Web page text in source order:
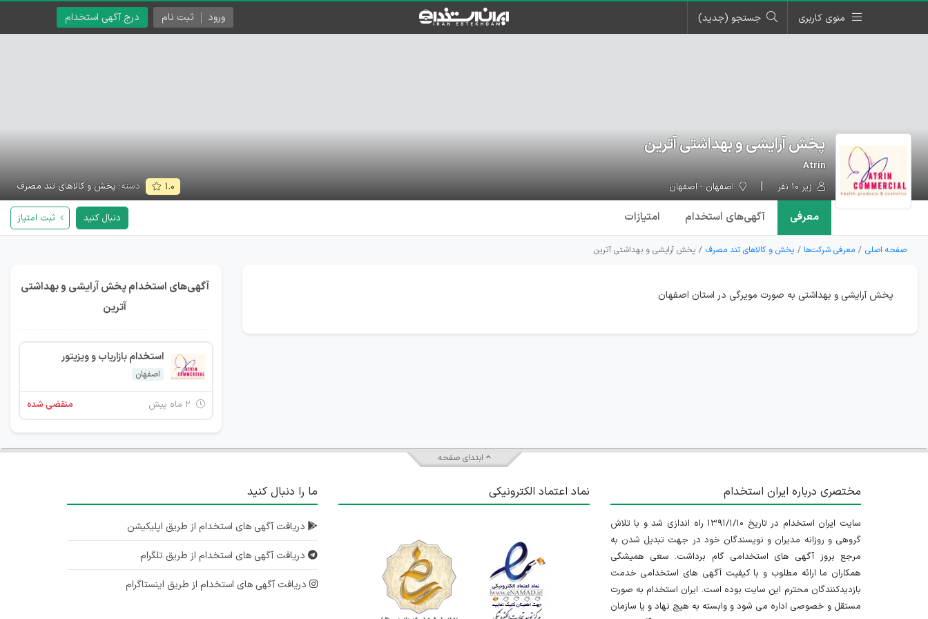
منوی کاربری جستجو (جدید) درج آگهی استخدام ورود ثبت نام
پخش آرایشی و بهداشتی آترین
Atrin
زیر ۱۰ نفر
اصفهان - اصفهان ۱.۰ دسته: پخش و کالاهای تند مصرف
معرفی آگهی‌های استخدام امتیازات دنبال کنید ثبت امتیاز
صفحه اصلی معرفی شرکت‌ها پخش و کالاهای تند مصرف پخش آرایشی و بهداشتی آترین
پخش آرایشی و بهداشتی به صورت مویرگی در استان اصفهان
آگهی‌های استخدام پخش آرایشی و بهداشتی
آترین
استخدام بازاریاب و ویزیتور
اصفهان
منقضی شده
ابتدای صفحه
مختصری درباره ایران استخدام
سایت ایران استخدام در تاریخ ۱۳۹۱/۱/۱۰ راه اندازی شد و با تلاش
گروهی و روزانه مدیران و نویسندگان خود در جهت تبدیل شدن به
مرجع بروز آگهی های استخدامی گام برداشت. سعی همیشگی
همکاران ما ارائه مطلوب و با کیفیت آگهی های استخدامی خدمت
بازدیدکنندگان محترم این سایت بوده است. ایران استخدام به صورت
مستقل و خصوصی اداره می شود و وابسته به هیچ نهاد و یا سازمان
نماد اعتماد الکترونیکی ما را دنبال کنید
دریافت آگهی های استخدام از طریق اپلیکیشن
دریافت آگهی های استخدام از طریق تلگرام
دریافت آگهی های استخدام از طریق اینستاگرام